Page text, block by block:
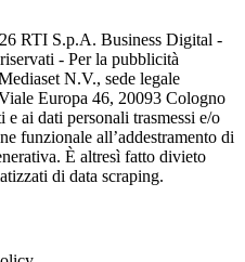
RTI S.p.A. Business Digital -
- Per la pubblicità
N.V., sede legale
Europa 46, 20093 Cologno
e ai dati personali trasmessi e/o
funzionale all’addestramento di
È altresì fatto divieto
di data scraping.